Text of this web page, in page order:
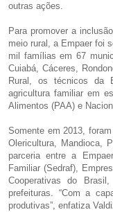
outras ações.
Para promover a
meio rural, a Empaer foi
mil famílias em 67
Cuiabá, Cáceres,
Rural, os técnicos da
agricultura familiar em
Alimentos (PAA) e
Somente em 2013,
Olericultura, Mandioca,
parceria entre a
Familiar (Sedraf),
Cooperativas do
prefeituras. “Com a
produtivas”, enfatiza